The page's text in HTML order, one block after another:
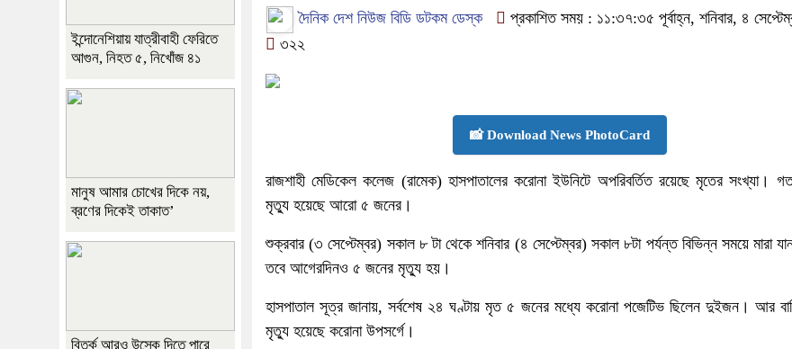
দৈনিক দেশ নিউজ বিডি ডটকম ডেস্ক
প্রকাশিত সময় : ১১:৩৭:৩৫ পূর্বাহ্ন, শনিবার, ৪
৩২২
📸 Download News PhotoCard
রাজশাহী মেডিকেল কলেজ (রামেক) হাসপাতালের করোনা ইউনিটে অপরিবর্তিত রয়েছে মৃতের সংখ্যা।
মৃত্যু হয়েছে আরো ৫ জনের।
শুক্রবার (৩ সেপ্টেম্বর) সকাল ৮ টা থেকে শনিবার (৪ সেপ্টেম্বর) সকাল ৮টা পর্যন্ত বিভিন্ন সময়ে মারা
তবে আগেরদিনও ৫ জনের মৃত্যু হয়।
হাসপাতাল সূত্র জানায়, সর্বশেষ ২৪ ঘণ্টায় মৃত ৫ জনের মধ্যে করোনা পজেটিভ ছিলেন দুইজন। আর
মৃত্যু হয়েছে করোনা উপসর্গে।
ইন্দোনেশিয়ায় যাত্রীবাহী ফেরিতে
আগুন, নিহত ৫, নিখোঁজ ৪১
মানুষ আমার চোখের দিকে নয়,
ব্রণের দিকেই তাকাত’
বিতর্ক আরও উস্কে দিতে পারে